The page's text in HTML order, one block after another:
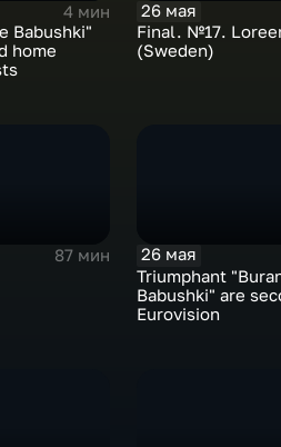
4 мин
Babushki"
home
26 мая
Final. №17.
(Sweden)
87 мин
26 мая
Triumphant
Babushki" are
Eurovision